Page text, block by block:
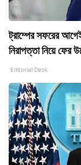
ট্রাম্পের সফরের
নিরাপত্তা নিয়ে ফের
Editorial Desk